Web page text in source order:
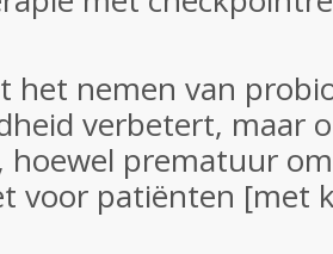
het nemen van
verbetert, maar
hoewel prematuur
voor patiënten [met